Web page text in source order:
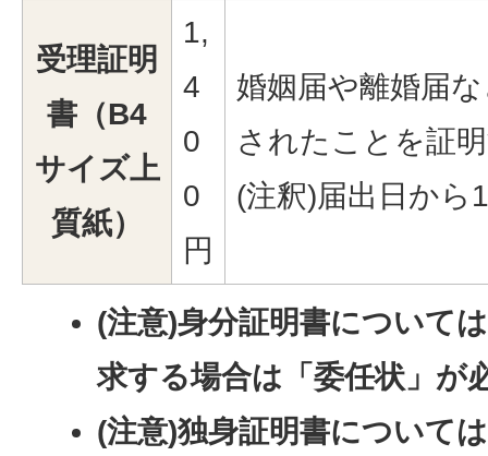
受理証明
書（B4
サイズ上
質紙）
1,
4
0
0
円
婚姻届や離婚届
されたことを証
(注釈)届出日から
(注意)身分証明書について
求する場合は「委任状」が
(注意)独身証明書について